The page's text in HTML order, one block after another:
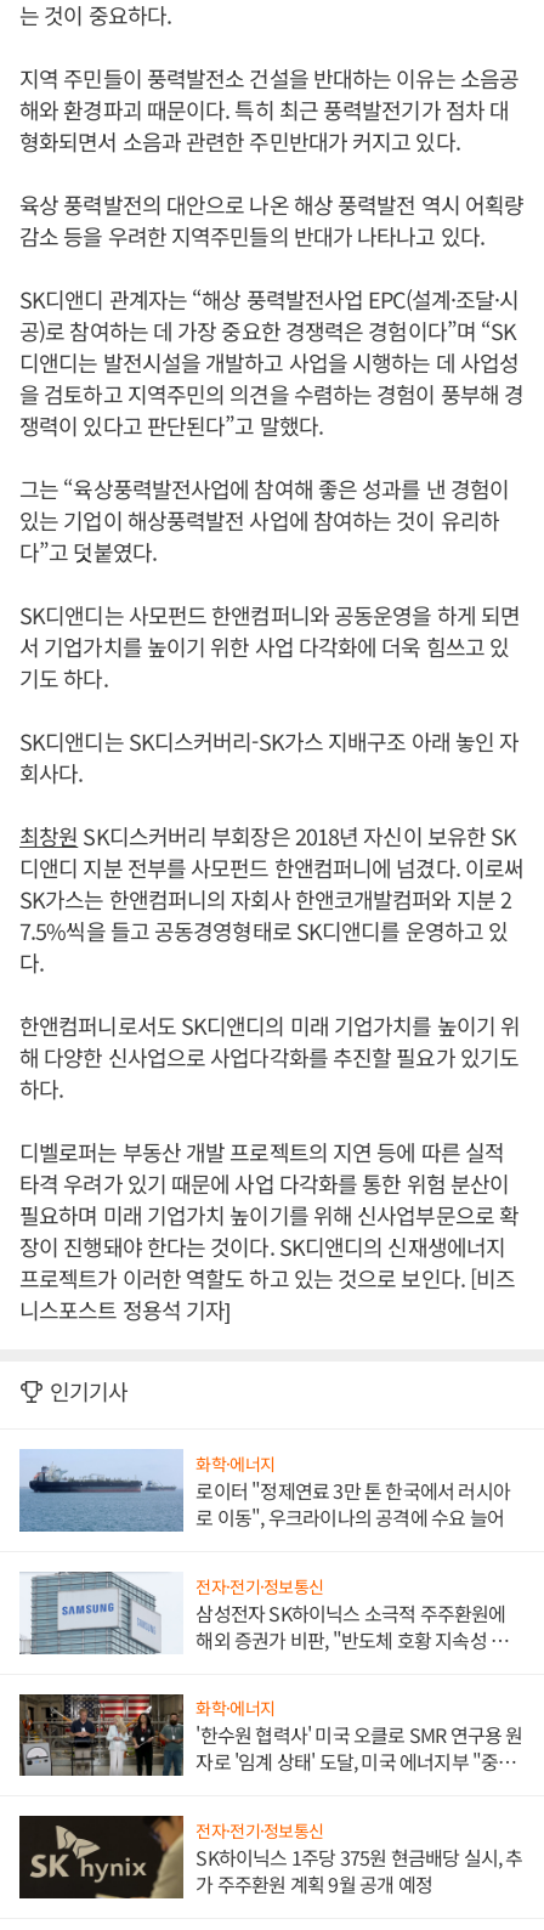
는 것이 중요하다.
지역 주민들이 풍력발전소 건설을 반대하는 이유는 소음공
해와 환경파괴 때문이다. 특히 최근 풍력발전기가 점차 대
형화되면서 소음과 관련한 주민반대가 커지고 있다.
육상 풍력발전의 대안으로 나온 해상 풍력발전 역시 어획량
감소 등을 우려한 지역주민들의 반대가 나타나고 있다.
SK디앤디 관계자는 “해상 풍력발전사업 EPC(설계·조달·시
공)로 참여하는 데 가장 중요한 경쟁력은 경험이다”며 “SK
디앤디는 발전시설을 개발하고 사업을 시행하는 데 사업성
을 검토하고 지역주민의 의견을 수렴하는 경험이 풍부해 경
쟁력이 있다고 판단된다”고 말했다.
그는 “육상풍력발전사업에 참여해 좋은 성과를 낸 경험이
있는 기업이 해상풍력발전 사업에 참여하는 것이 유리하
다”고 덧붙였다.
SK디앤디는 사모펀드 한앤컴퍼니와 공동운영을 하게 되면
서 기업가치를 높이기 위한 사업 다각화에 더욱 힘쓰고 있
기도 하다.
SK디앤디는 SK디스커버리-SK가스 지배구조 아래 놓인 자
회사다.
최창원 SK디스커버리 부회장은 2018년 자신이 보유한 SK
디앤디 지분 전부를 사모펀드 한앤컴퍼니에 넘겼다. 이로써
SK가스는 한앤컴퍼니의 자회사 한앤코개발컴퍼와 지분 2
7.5%씩을 들고 공동경영형태로 SK디앤디를 운영하고 있
다.
한앤컴퍼니로서도 SK디앤디의 미래 기업가치를 높이기 위
해 다양한 신사업으로 사업다각화를 추진할 필요가 있기도
하다.
디벨로퍼는 부동산 개발 프로젝트의 지연 등에 따른 실적
타격 우려가 있기 때문에 사업 다각화를 통한 위험 분산이
필요하며 미래 기업가치 높이기를 위해 신사업부문으로 확
장이 진행돼야 한다는 것이다. SK디앤디의 신재생에너지
프로젝트가 이러한 역할도 하고 있는 것으로 보인다. [비즈
니스포스트 정용석 기자]
인기기사
화학·에너지
로이터 "정제연료 3만 톤 한국에서 러시아
로 이동", 우크라이나의 공격에 수요 늘어
전자·전기·정보통신
삼성전자 SK하이닉스 소극적 주주환원에
해외 증권가 비판, "반도체 호황 지속성 의
화학·에너지
'한수원 협력사' 미국 오클로 SMR 연구용 원
자로 '임계 상태' 도달, 미국 에너지부 "중요
전자·전기·정보통신
SK하이닉스 1주당 375원 현금배당 실시, 추
가 주주환원 계획 9월 공개 예정